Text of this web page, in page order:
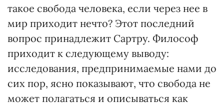
такое свобода человека, если через нее в
мир приходит нечто? Этот последний
вопрос принадлежит Сартру. Философ
приходит к следующему выводу:
исследования, предпринимаемые нами до
сих пор, ясно показывают, что свобода не
может полагаться и описываться как